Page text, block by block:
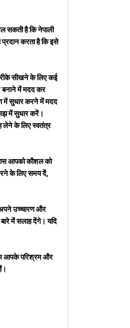
सकती है कि नेपाली
करता है कि इसे
सीखने के लिए कई
बनाने में मदद कर
में सुधार करने में मदद
में सुधार करें।
लेने के लिए स्वतंत्र
आपको कौशल को
के लिए समय दें,
अपने उच्चारण और
में सलाह देंगे। यदि
आपके परिश्रम और